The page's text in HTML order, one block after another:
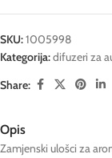
SKU:1005998
Kategorija:difuzeri za
Share:
Opis
Zamjenski ulošci za